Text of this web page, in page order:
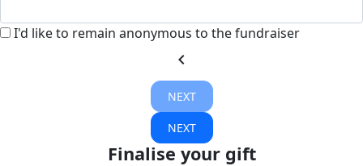
I'd like to remain anonymous to the fundraiser
chevron_left
NEXT
NEXT
Finalise your gift